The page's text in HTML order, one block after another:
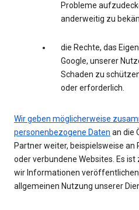
Probleme
anderweitig zu
die Rechte, das
Google, unserer
Schaden zu
oder erforderlich.
Wir geben möglicherweise
personenbezogene Daten an die
Partner weiter, beispielsweise an
oder verbundene Websites. Es
wir Informationen
allgemeinen Nutzung unserer